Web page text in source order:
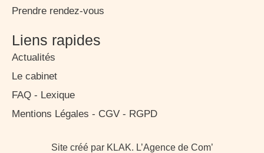
Prendre rendez-vous
Liens rapides
Actualités
Le cabinet
FAQ - Lexique
Mentions Légales - CGV - RGPD
Site créé par KLAK. L’Agence de Com’